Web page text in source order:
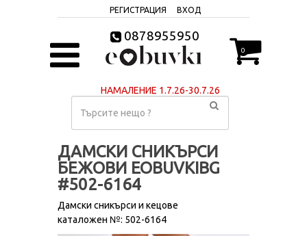
РЕГИСТРАЦИЯ ВХОД
0878955950
0
НАМАЛЕНИЕ 1.7.26-30.7.26
ДАМСКИ СНИКЪРСИ
БЕЖОВИ EOBUVKIBG
#502-6164
Дамски сникърси и кецове
каталожен №: 502-6164